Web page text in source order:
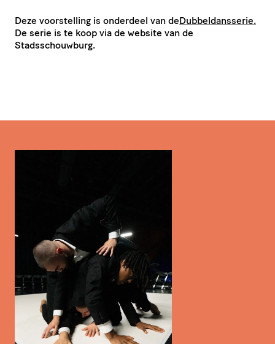
Deze voorstelling is onderdeel van deDubbeldansserie.
De serie is te koop via de website van de
Stadsschouwburg.